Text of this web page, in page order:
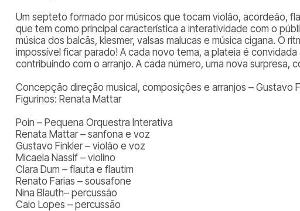
Um septeto formado por músicos que tocam violão, acordeão,
que tem como principal característica a interatividade com o
música dos balcãs, klesmer, valsas malucas e música cigana. O
impossível ficar parado! A cada novo tema, a plateia é
contribuindo com o arranjo. A cada número, uma nova surpresa,
Concepção direção musical, composições e arranjos – Gustavo
Figurinos: Renata Mattar
Poin – Pequena Orquestra Interativa
Renata Mattar – sanfona e voz
Gustavo Finkler – violão e voz
Micaela Nassif – violino
Clara Dum – flauta e flautim
Renato Farias – sousafone
Nina Blauth– percussão
Caio Lopes – percussão